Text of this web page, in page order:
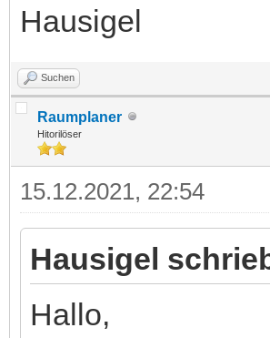
Hausigel
Suchen
Raumplaner
Hitorilöser
15.12.2021, 22:54
Hausigel
Hallo,